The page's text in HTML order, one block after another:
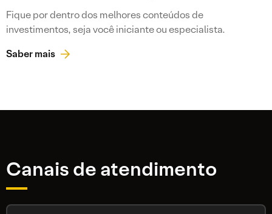
Fique por dentro dos melhores conteúdos de
investimentos, seja você iniciante ou especialista.
Saber mais
Canais de atendimento